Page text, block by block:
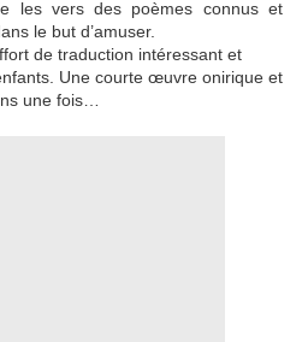
les vers des poèmes connus et
le but d’amuser.
de traduction intéressant et
Une courte œuvre onirique et
une fois…